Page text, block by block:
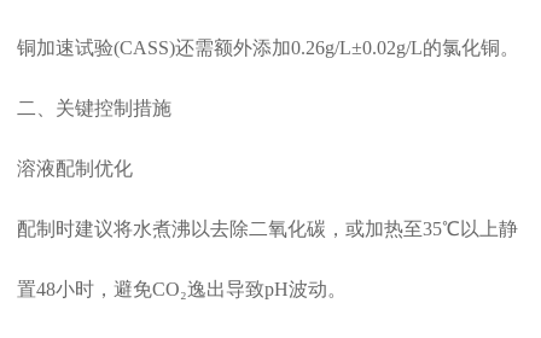
铜加速试验(CASS)还需额外添加0.26g/L±0.02g/L的氯化铜。
二、关键控制措施
溶液配制优化‌
配制时建议将水煮沸以去除二氧化碳，或加热至35℃以上静
置48小时，避免CO₂逸出导致pH波动。